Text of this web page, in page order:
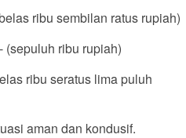
ribu sembilan ratus rupiah)
(sepuluh ribu rupiah)
ribu seratus lima puluh
aman dan kondusif.